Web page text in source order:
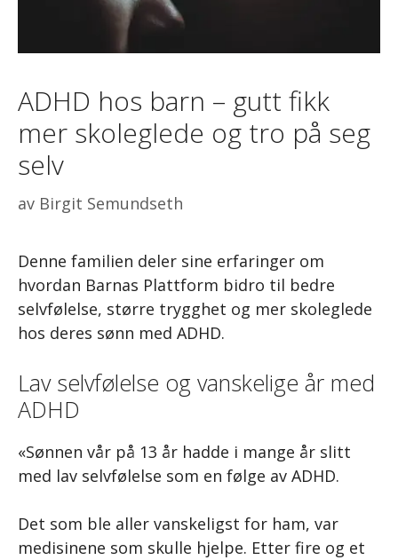
ADHD hos barn – gutt fikk
mer skoleglede og tro på seg
selv
av Birgit Semundseth
Denne familien deler sine erfaringer om
hvordan Barnas Plattform bidro til bedre
selvfølelse, større trygghet og mer skoleglede
hos deres sønn med ADHD.
Lav selvfølelse og vanskelige år med
ADHD
«Sønnen vår på 13 år hadde i mange år slitt
med lav selvfølelse som en følge av ADHD.
Det som ble aller vanskeligst for ham, var
medisinene som skulle hjelpe. Etter fire og et